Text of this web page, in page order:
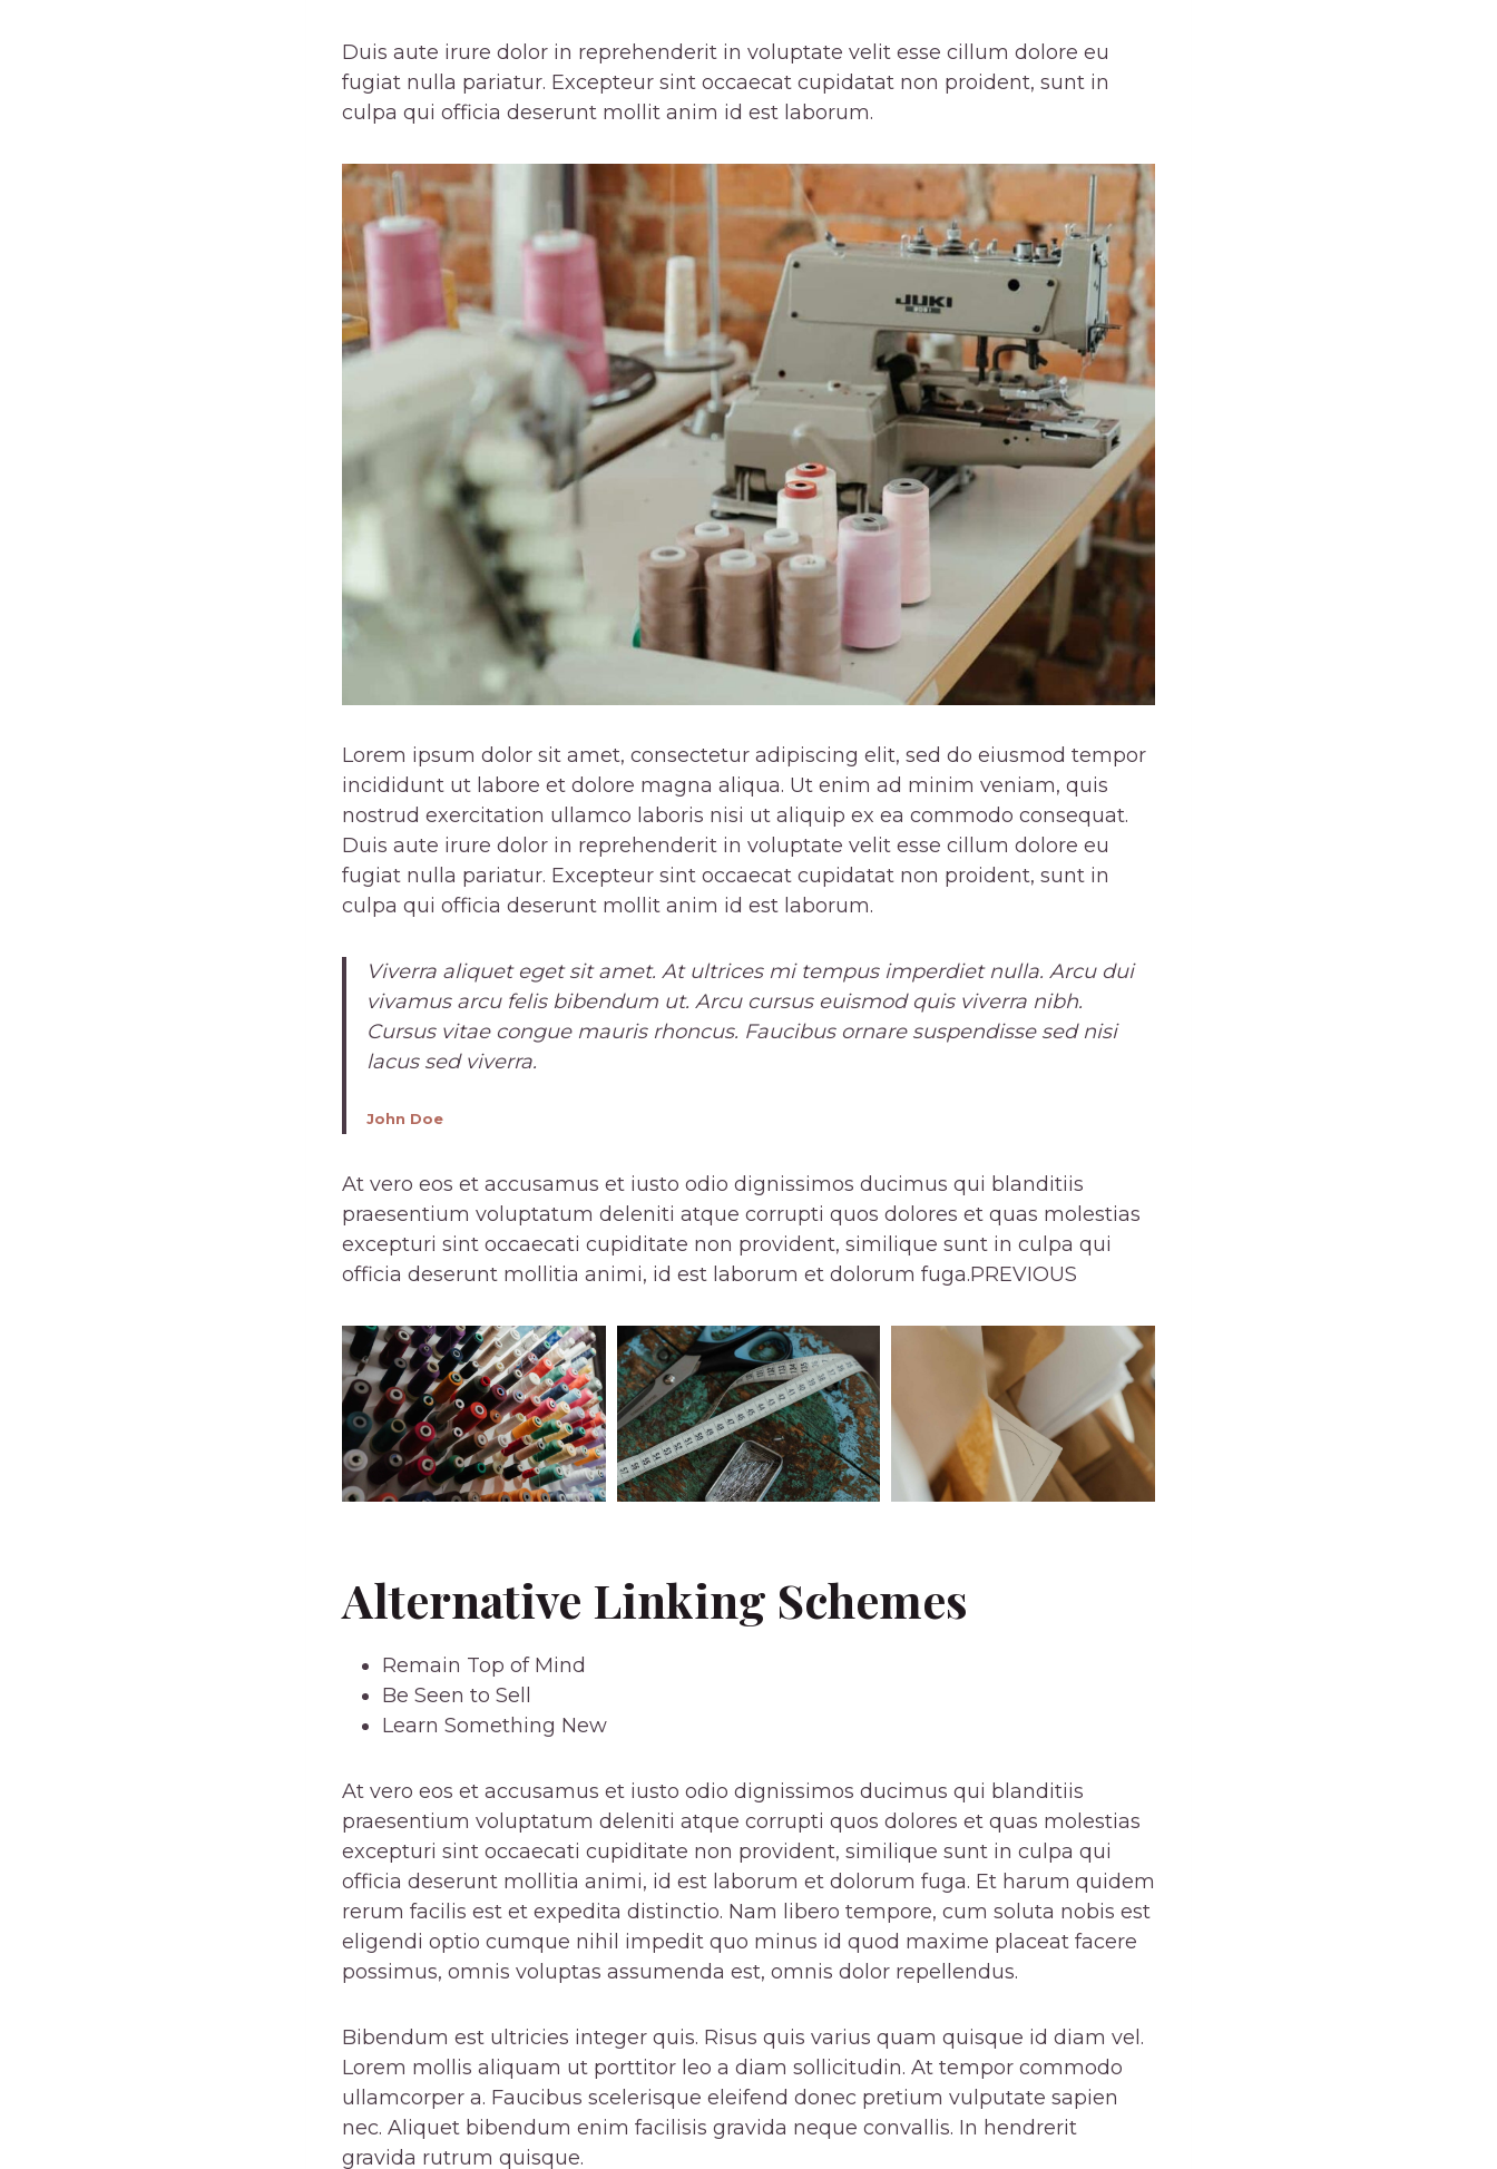
Duis aute irure dolor in reprehenderit in voluptate velit esse cillum dolore eu
fugiat nulla pariatur. Excepteur sint occaecat cupidatat non proident, sunt in
culpa qui officia deserunt mollit anim id est laborum.
Lorem ipsum dolor sit amet, consectetur adipiscing elit, sed do eiusmod tempor
incididunt ut labore et dolore magna aliqua. Ut enim ad minim veniam, quis
nostrud exercitation ullamco laboris nisi ut aliquip ex ea commodo consequat.
Duis aute irure dolor in reprehenderit in voluptate velit esse cillum dolore eu
fugiat nulla pariatur. Excepteur sint occaecat cupidatat non proident, sunt in
culpa qui officia deserunt mollit anim id est laborum.
Viverra aliquet eget sit amet. At ultrices mi tempus imperdiet nulla. Arcu dui
vivamus arcu felis bibendum ut. Arcu cursus euismod quis viverra nibh.
Cursus vitae congue mauris rhoncus. Faucibus ornare suspendisse sed nisi
lacus sed viverra.
John Doe
At vero eos et accusamus et iusto odio dignissimos ducimus qui blanditiis
praesentium voluptatum deleniti atque corrupti quos dolores et quas molestias
excepturi sint occaecati cupiditate non provident, similique sunt in culpa qui
officia deserunt mollitia animi, id est laborum et dolorum fuga.PREVIOUS
Alternative Linking Schemes
Remain Top of Mind
Be Seen to Sell
Learn Something New
At vero eos et accusamus et iusto odio dignissimos ducimus qui blanditiis
praesentium voluptatum deleniti atque corrupti quos dolores et quas molestias
excepturi sint occaecati cupiditate non provident, similique sunt in culpa qui
officia deserunt mollitia animi, id est laborum et dolorum fuga. Et harum quidem
rerum facilis est et expedita distinctio. Nam libero tempore, cum soluta nobis est
eligendi optio cumque nihil impedit quo minus id quod maxime placeat facere
possimus, omnis voluptas assumenda est, omnis dolor repellendus.
Bibendum est ultricies integer quis. Risus quis varius quam quisque id diam vel.
Lorem mollis aliquam ut porttitor leo a diam sollicitudin. At tempor commodo
ullamcorper a. Faucibus scelerisque eleifend donec pretium vulputate sapien
nec. Aliquet bibendum enim facilisis gravida neque convallis. In hendrerit
gravida rutrum quisque.